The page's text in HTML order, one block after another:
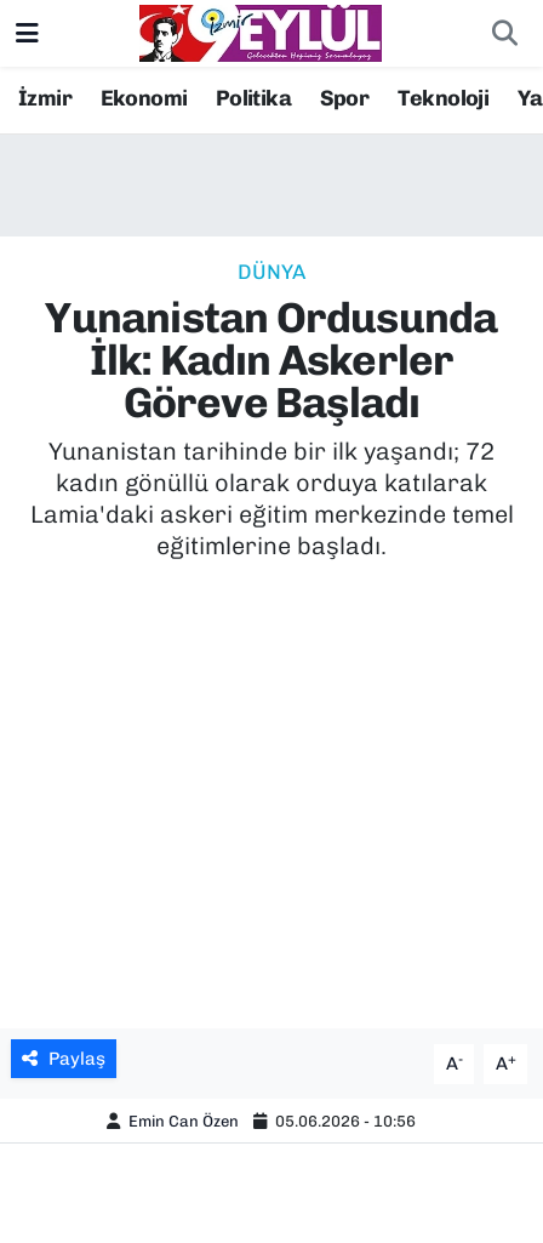
İzmir Ekonomi Politika Spor Teknoloji
DÜNYA
Yunanistan Ordusunda
İlk: Kadın Askerler
Göreve Başladı
Yunanistan tarihinde bir ilk yaşandı; 72
kadın gönüllü olarak orduya katılarak
Lamia'daki askeri eğitim merkezinde temel
eğitimlerine başladı.
Paylaş A- A+
Emin Can Özen 05.06.2026 - 10:56
Resmi İlanlar
EKONOMİ
KÜLTÜR SANAT
MAGAZİN
POLİTİKA
Konak Nöbetçi Eczaneler
Süper Lig Puan Durumu ve Fikstür
Tüm Manşetler
Son Dakika Haberleri
Haber Arşivi